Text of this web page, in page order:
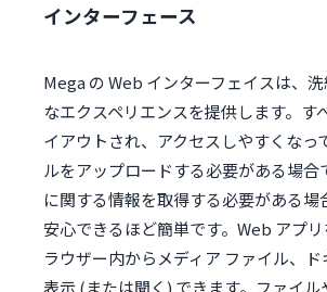
インターフェース
Mega の Web インターフェイスは、
なエクスペリエンスを提供します。す
イアウトされ、アクセスしやすくなっ
ルをアップロードする必要がある場合
に関する情報を取得する必要がある場
安心できるほど簡単です。Web アプ
ラウザー内からメディア ファイル、
表示 (または聞く) できます。ファイ